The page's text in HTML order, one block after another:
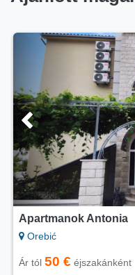
Apartmanok Sveti
Orebić
Ár tól 60 € éjszakánként